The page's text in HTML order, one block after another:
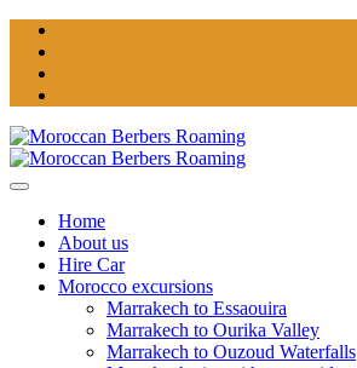
Home
About us
Hire Car
Morocco excursions
Marrakech to Essaouira
Marrakech to Ourika Valley
Marrakech to Ouzoud Waterfalls